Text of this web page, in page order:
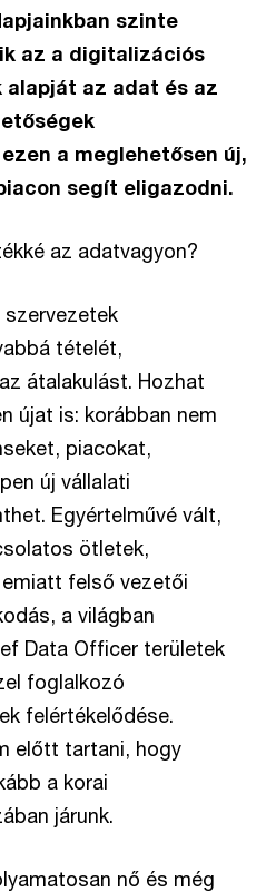
szinte
az a digitalizációs
az adat és az
ezen a meglehetősen új,
segít eligazodni.
az adatvagyon?
tételét,
átalakulást. Hozhat
újat is: korábban nem
piacokat,
új vállalati
Egyértelművé vált,
ötletek,
felső vezetői
a világban
Data Officer területek
foglalkozó
felértékelődése.
előtt tartani, hogy
a korai
járunk.
nő és még